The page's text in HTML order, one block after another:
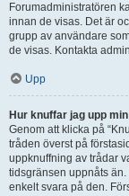
Forumadministratören
innan de visas. Det är
grupp av användare
de visas. Kontakta
Upp
Hur knuffar jag upp
Genom att klicka på
tråden överst på
uppknuffning av trådar
tidsgränsen uppnåts
enkelt svara på den.